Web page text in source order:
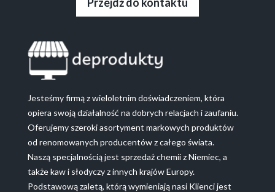
Jesteśmy firmą z wieloletnim doświadczeniem, która
opiera swoją działalność na dobrych relacjach i zaufaniu.
Oferujemy szeroki asortyment markowych produktów
od renomowanych producentów z całego świata.
Naszą specjalnością jest sprzedaż chemii z Niemiec, a
także kaw i słodyczy z innych krajów Europy.
Podstawową zaletą, którą wymieniają nasi Klienci jest